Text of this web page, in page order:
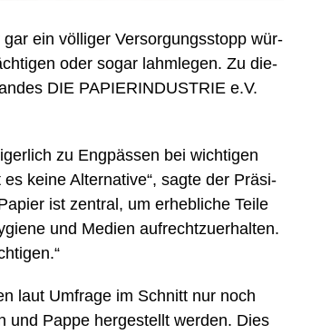
ein völ­li­ger Ver­sor­gungs­stopp wür­
oder sogar lahm­le­gen. Zu die­
DIE PAPIERINDUSTRIE e.V.
zu Eng­päs­sen bei wich­ti­gen
kei­ne Alter­na­ti­ve“, sag­te der Prä­si­
ist zen­tral, um erheb­li­che Tei­le
und Medi­en auf­recht­zu­er­hal­ten.
laut Umfra­ge im Schnitt nur noch
und Pap­pe her­ge­stellt wer­den. Dies